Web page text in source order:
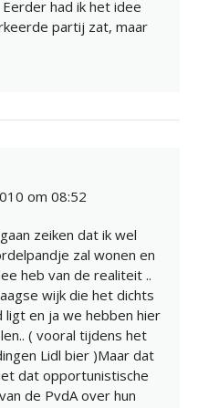
Eerder had ik het idee
partij zat, maar
om 08:52
zeiken dat ik wel
zal wonen en
heb van de realiteit ..
wijk die het dichts
en ja we hebben hier
( vooral tijdens het
Lidl bier )Maar dat
dat opportunistische
de PvdA over hun